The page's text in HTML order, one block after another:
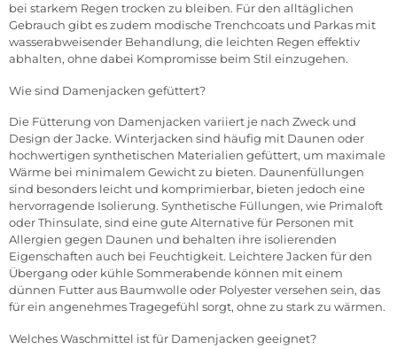
bei starkem Regen trocken zu bleiben. Für den alltäglichen
Gebrauch gibt es zudem modische Trenchcoats und Parkas mit
wasserabweisender Behandlung, die leichten Regen effektiv
abhalten, ohne dabei Kompromisse beim Stil einzugehen.
Wie sind Damenjacken gefüttert?
Die Fütterung von Damenjacken variiert je nach Zweck und
Design der Jacke. Winterjacken sind häufig mit Daunen oder
hochwertigen synthetischen Materialien gefüttert, um maximale
Wärme bei minimalem Gewicht zu bieten. Daunenfüllungen
sind besonders leicht und komprimierbar, bieten jedoch eine
hervorragende Isolierung. Synthetische Füllungen, wie Primaloft
oder Thinsulate, sind eine gute Alternative für Personen mit
Allergien gegen Daunen und behalten ihre isolierenden
Eigenschaften auch bei Feuchtigkeit. Leichtere Jacken für den
Übergang oder kühle Sommerabende können mit einem
dünnen Futter aus Baumwolle oder Polyester versehen sein, das
für ein angenehmes Tragegefühl sorgt, ohne zu stark zu wärmen.
Welches Waschmittel ist für Damenjacken geeignet?